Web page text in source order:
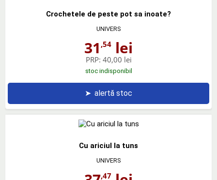
Crochetele de peste pot sa inoate?
UNIVERS
31 ,54 lei
PRP: 40,00 lei
stoc indisponibil
➤ alertă stoc
Cu ariciul la tuns
UNIVERS
,47